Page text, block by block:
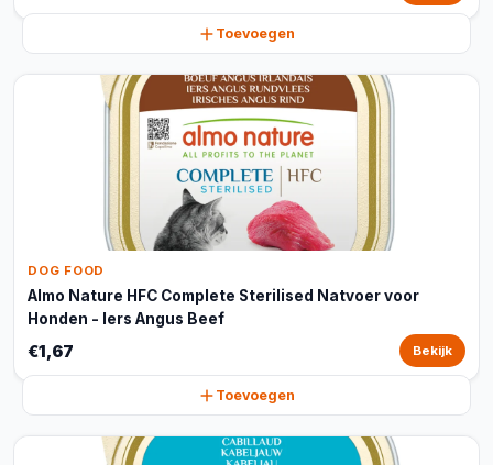
Toevoegen
DOG FOOD
Almo Nature HFC Complete Sterilised Natvoer voor
Honden - Iers Angus Beef
€1,67 Bekijk
Toevoegen